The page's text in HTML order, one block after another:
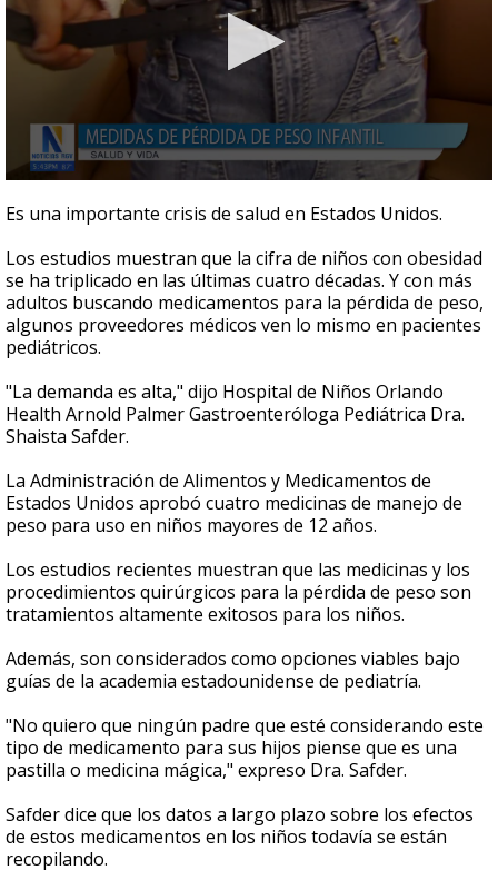
seconds
of
minutes,
32
seconds
Es una importante crisis de salud en Estados Unidos.
Los estudios muestran que la cifra de niños con obesidad
se ha triplicado en las últimas cuatro décadas. Y con más
adultos buscando medicamentos para la pérdida de peso,
algunos proveedores médicos ven lo mismo en pacientes
pediátricos.
"La demanda es alta," dijo Hospital de Niños Orlando
Health Arnold Palmer Gastroenteróloga Pediátrica Dra.
Shaista Safder.
La Administración de Alimentos y Medicamentos de
Estados Unidos aprobó cuatro medicinas de manejo de
peso para uso en niños mayores de 12 años.
Los estudios recientes muestran que las medicinas y los
procedimientos quirúrgicos para la pérdida de peso son
tratamientos altamente exitosos para los niños.
Además, son considerados como opciones viables bajo
guías de la academia estadounidense de pediatría.
"No quiero que ningún padre que esté considerando este
tipo de medicamento para sus hijos piense que es una
pastilla o medicina mágica," expreso Dra. Safder.
Safder dice que los datos a largo plazo sobre los efectos
de estos medicamentos en los niños todavía se están
recopilando.